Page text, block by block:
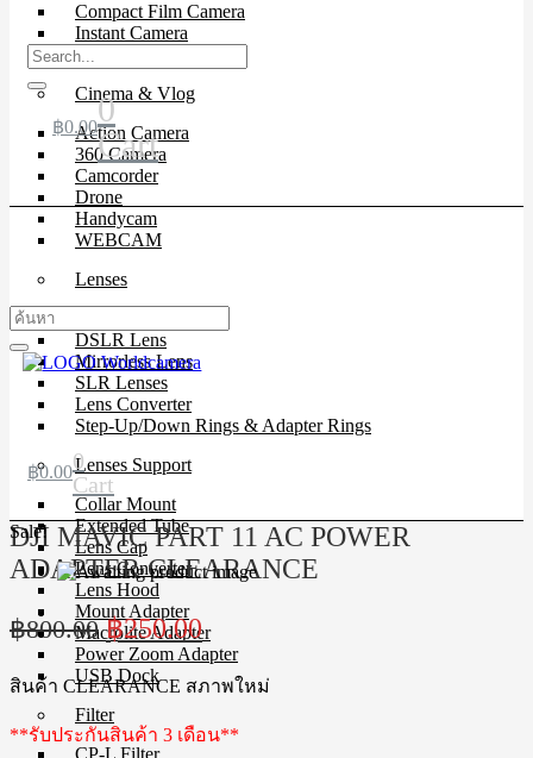
Compact Film Camera
Instant Camera
SLR Camera
Cinema & Vlog
Action Camera
360 Camera
Camcorder
Drone
Handycam
WEBCAM
Lenses
DSLR Lens
Mirrorless Lens
SLR Lenses
Lens Converter
Step-Up/Down Rings & Adapter Rings
Lenses Support
Collar Mount
Extended Tube
Lens Cap
Lens Converter
Lens Hood
Mount Adapter
Macrolite Adapter
Power Zoom Adapter
USB Dock
Filter
CP-L Filter
฿0.000
Cart
฿0.000
Cart
Sale!
DJI MAVIC PART 11 AC POWER
ADAPTER CLEARANCE
฿800.00 Original
price
was:
฿800.00.
฿250.00Current
price
is:
สินค้า CLEARANCE สภาพใหม่
**รับประกันสินค้า 3 เดือน**